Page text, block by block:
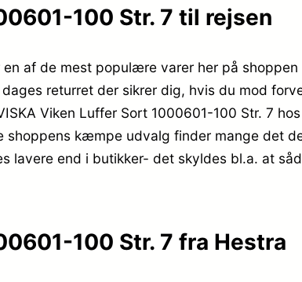
100 Str. 7 til rejsen
en af de mest populære varer her på
returret der sikrer dig, hvis du mod
Viken Luffer Sort 1000601-100 Str. 7
kæmpe udvalg finder mange det
lavere end i butikker- det skyldes bl.a. at
100 Str. 7 fra Hestra